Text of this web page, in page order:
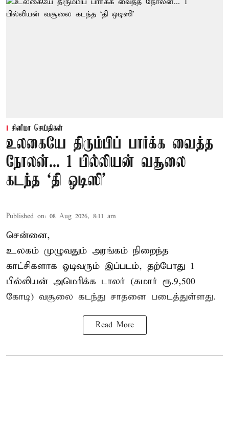
சினிமா செய்திகள்
உலகையே திரும்பிப் பார்க்க வைத்த
நோலன்... 1 பில்லியன் வசூலை
கடந்த ‘தி ஒடிஸி’
Published on: 08 Aug 2026, 8:11 am
சென்னை,
உலகம் முழுவதும் அரங்கம் நிறைந்த
காட்சிகளாக ஓடிவரும் இப்படம், தற்போது 1
பில்லியன் அமெரிக்க டாலர் (சுமார் ரூ.9,500
கோடி) வசூலை கடந்து சாதனை படைத்துள்ளது.
Read More